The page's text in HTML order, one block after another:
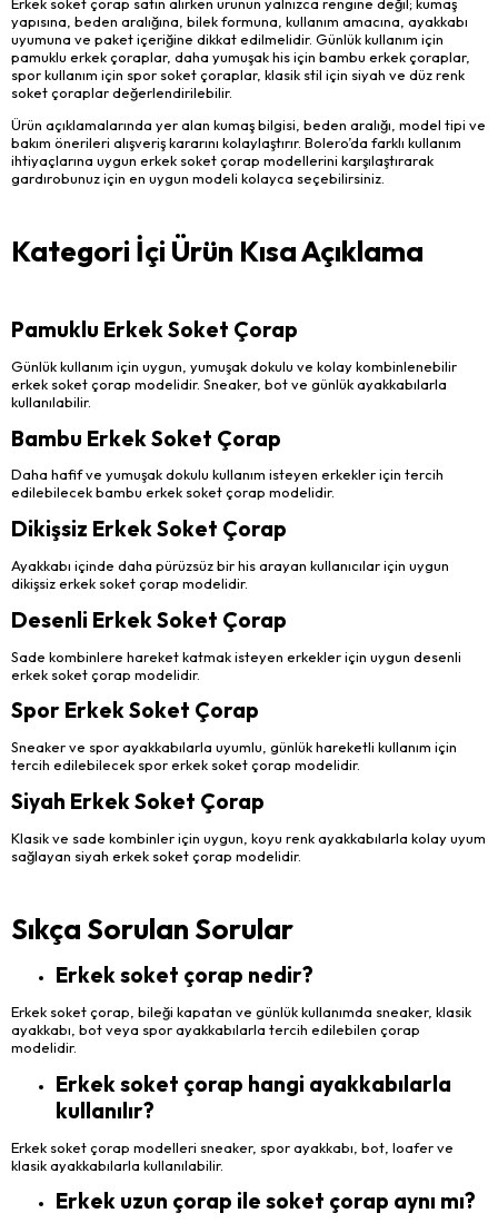
yapısına, beden aralığına, bilek formuna, kullanım amacına, ayakkabı
uyumuna ve paket içeriğine dikkat edilmelidir. Günlük kullanım için
pamuklu erkek çoraplar, daha yumuşak his için bambu erkek çoraplar,
spor kullanım için spor soket çoraplar, klasik stil için siyah ve düz renk
soket çoraplar değerlendirilebilir.
Ürün açıklamalarında yer alan kumaş bilgisi, beden aralığı, model tipi ve
bakım önerileri alışveriş kararını kolaylaştırır. Bolero’da farklı kullanım
ihtiyaçlarına uygun erkek soket çorap modellerini karşılaştırarak
gardırobunuz için en uygun modeli kolayca seçebilirsiniz.
Kategori İçi Ürün Kısa Açıklama
Pamuklu Erkek Soket Çorap
Günlük kullanım için uygun, yumuşak dokulu ve kolay kombinlenebilir
erkek soket çorap modelidir. Sneaker, bot ve günlük ayakkabılarla
kullanılabilir.
Bambu Erkek Soket Çorap
Daha hafif ve yumuşak dokulu kullanım isteyen erkekler için tercih
edilebilecek bambu erkek soket çorap modelidir.
Dikişsiz Erkek Soket Çorap
Ayakkabı içinde daha pürüzsüz bir his arayan kullanıcılar için uygun
dikişsiz erkek soket çorap modelidir.
Desenli Erkek Soket Çorap
Sade kombinlere hareket katmak isteyen erkekler için uygun desenli
erkek soket çorap modelidir.
Spor Erkek Soket Çorap
Sneaker ve spor ayakkabılarla uyumlu, günlük hareketli kullanım için
tercih edilebilecek spor erkek soket çorap modelidir.
Siyah Erkek Soket Çorap
Klasik ve sade kombinler için uygun, koyu renk ayakkabılarla kolay uyum
sağlayan siyah erkek soket çorap modelidir.
Sıkça Sorulan Sorular
Erkek soket çorap nedir?
Erkek soket çorap, bileği kapatan ve günlük kullanımda sneaker, klasik
ayakkabı, bot veya spor ayakkabılarla tercih edilebilen çorap
modelidir.
Erkek soket çorap hangi ayakkabılarla
kullanılır?
Erkek soket çorap modelleri sneaker, spor ayakkabı, bot, loafer ve
klasik ayakkabılarla kullanılabilir.
Erkek uzun çorap ile soket çorap aynı mı?